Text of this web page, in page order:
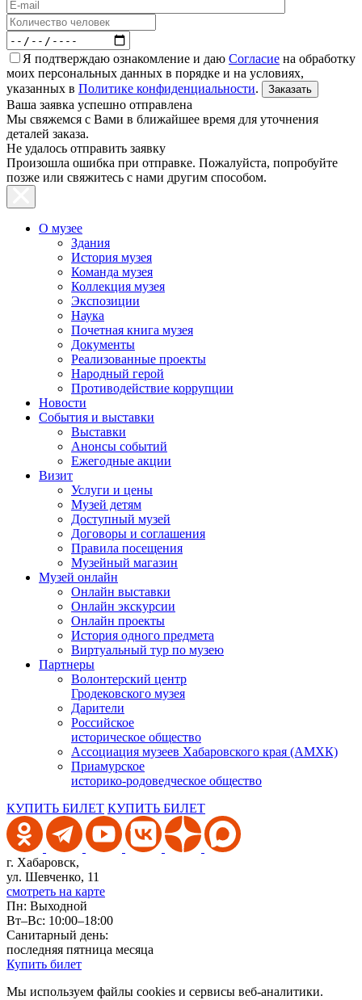
Я подтверждаю ознакомление и даю Согласие на обработку
моих персональных данных в порядке и на условиях,
указанных в Политике конфиденциальности.
Ваша заявка успешно отправлена
Мы свяжемся с Вами в ближайшее время для уточнения
деталей заказа.
Не удалось отправить заявку
Произошла ошибка при отправке. Пожалуйста, попробуйте
позже или свяжитесь с нами другим способом.
О музее
Здания
История музея
Команда музея
Коллекция музея
Экспозиции
Наука
Почетная книга музея
Документы
Реализованные проекты
Народный герой
Противодействие коррупции
Новости
События и выставки
Выставки
Анонсы событий
Ежегодные акции
Визит
Услуги и цены
Музей детям
Доступный музей
Договоры и соглашения
Правила посещения
Музейный магазин
Музей онлайн
Онлайн выставки
Онлайн экскурсии
Онлайн проекты
История одного предмета
Виртуальный тур по музею
Партнеры
Волонтерский центр
Гродековского музея
Дарители
Российское
историческое общество
Ассоциация музеев Хабаровского края (АМХК)
Приамурское
историко-родоведческое общество
КУПИТЬ БИЛЕТ КУПИТЬ БИЛЕТ
г. Хабаровск,
ул. Шевченко, 11
смотреть на карте
Пн: Выходной
Вт–Вс: 10:00–18:00
Санитарный день:
последняя пятница месяца
Купить билет
Мы используем файлы cookies и сервисы веб-аналитики.